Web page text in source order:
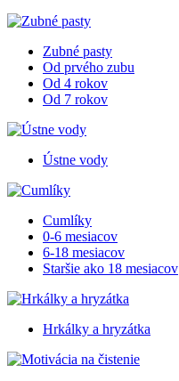
Zubné pasty
Od prvého zubu
Od 4 rokov
Od 7 rokov
Ústne vody
Cumlíky
0-6 mesiacov
6-18 mesiacov
Staršie ako 18 mesiacov
Hrkálky a hryzátka